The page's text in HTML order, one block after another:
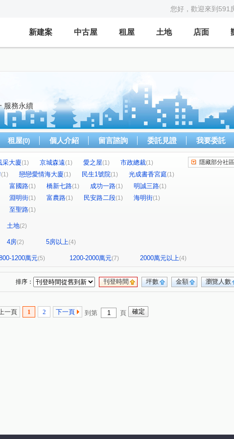
您好，歡迎來到591
新建案 中古屋 租屋 土地 店面
服務永續
租屋(0) 個人介紹 留言諮詢 委託見證 我要委託
采大廈(1) 京城森遠(1) 愛之屋(1) 市政總裁(1)
(1) 戀戀愛情海大廈(1) 民生1號院(1) 光成書香宮庭(1)
富國路(1) 橋新七路(1) 成功一路(1) 明誠三路(1)
淵明街(1) 富農路(1) 民安路二段(1) 海明街(1)
至聖路(1)
隱藏部分社區
土地(2)
4房(2) 5房以上(4)
1200萬元(5) 1200-2000萬元(7) 2000萬元以上(4)
瀏覽人數
金額
坪數
刊登時間
排序：
一頁 1 2 下一頁 到第 頁